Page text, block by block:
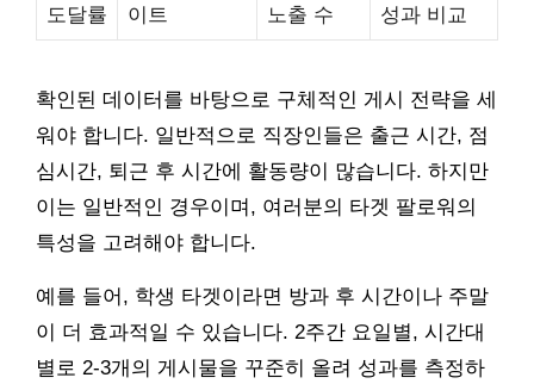
도달률
이트
노출 수
성과 비교
확인된 데이터를 바탕으로 구체적인 게시 전략을 세
워야 합니다. 일반적으로 직장인들은 출근 시간, 점
심시간, 퇴근 후 시간에 활동량이 많습니다. 하지만
이는 일반적인 경우이며, 여러분의 타겟 팔로워의
특성을 고려해야 합니다.
예를 들어, 학생 타겟이라면 방과 후 시간이나 주말
이 더 효과적일 수 있습니다. 2주간 요일별, 시간대
별로 2-3개의 게시물을 꾸준히 올려 성과를 측정하